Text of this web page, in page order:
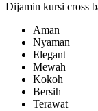
Dijamin kursi cross
Aman
Nyaman
Elegant
Mewah
Kokoh
Bersih
Terawat